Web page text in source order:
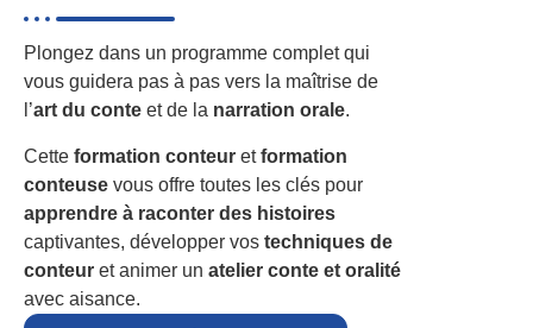
Plongez dans un programme complet qui
vous guidera pas à pas vers la maîtrise de
l’art du conte et de la narration orale.
Cette formation conteur etformation
conteuse vous offre toutes les clés pour
apprendre à raconter des histoires
captivantes, développer vos techniques de
conteur et animer un atelier conte et oralité
avec aisance.